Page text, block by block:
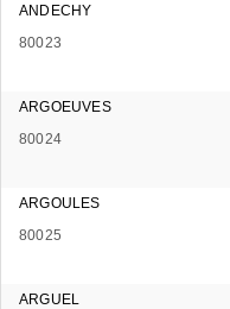
ANDECHY
80023
ARGOEUVES
80024
ARGOULES
80025
ARGUEL